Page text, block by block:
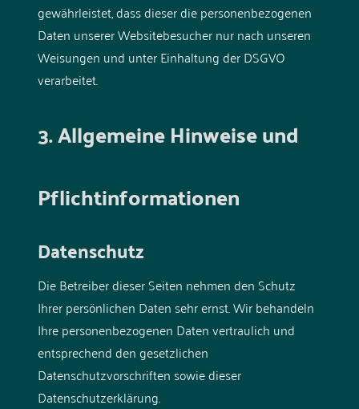
gewährleistet, dass dieser die personenbezogenen
Daten unserer Websitebesucher nur nach unseren
Weisungen und unter Einhaltung der DSGVO
verarbeitet.
3. Allgemeine Hinweise und
Pflicht­informationen
Datenschutz
Die Betreiber dieser Seiten nehmen den Schutz
Ihrer persönlichen Daten sehr ernst. Wir behandeln
Ihre personenbezogenen Daten vertraulich und
entsprechend den gesetzlichen
Datenschutzvorschriften sowie dieser
Datenschutzerklärung.